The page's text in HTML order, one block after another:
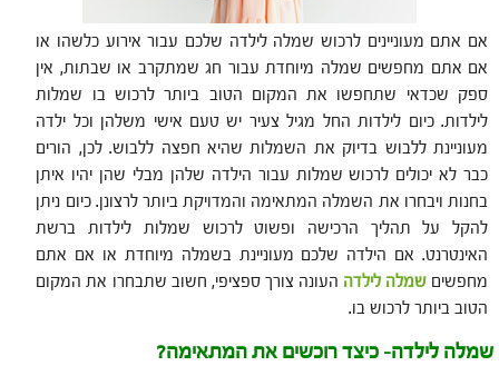
אם אתם מעוניינים לרכוש שמלה לילדה שלכם עבור אירוע כלשהו או
אם אתם מחפשים שמלה מיוחדת עבור חג שמתקרב או שבתות, אין
ספק שכדאי שתחפשו את המקום הטוב ביותר לרכוש בו שמלות
לילדות. כיום לילדות החל מגיל צעיר יש טעם אישי משלהן וכל ילדה
מעוניינת ללבוש בדיוק את השמלות שהיא חפצה ללבוש. לכן, הורים
כבר לא יכולים לרכוש שמלות עבור הילדה שלהן מבלי שהן יהיו איתן
בחנות ויבחרו את השמלה המתאימה והמדויקת ביותר לרצונן. כיום ניתן
להקל על תהליך הרכישה ופשוט לרכוש שמלות לילדות ברשת
האינטרנט. אם הילדה שלכם מעוניינת בשמלה מיוחדת או אם אתם
מחפשים שמלה לילדה העונה צורך ספציפי, חשוב שתבחרו את המקום
הטוב ביותר לרכוש בו.
שמלה לילדה- כיצד רוכשים את המתאימה?